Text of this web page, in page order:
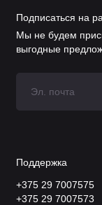
Подписаться на
Мы не будем
выгодные
Поддержка
+375 29 7007575
+375 29 7007573